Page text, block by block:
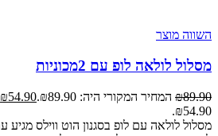
השווה מוצר
מסלול לולאה לופ עם 2מכוניות
₪89.90 המחיר המקורי היה: ₪89.90. ₪54.90
₪54.90.